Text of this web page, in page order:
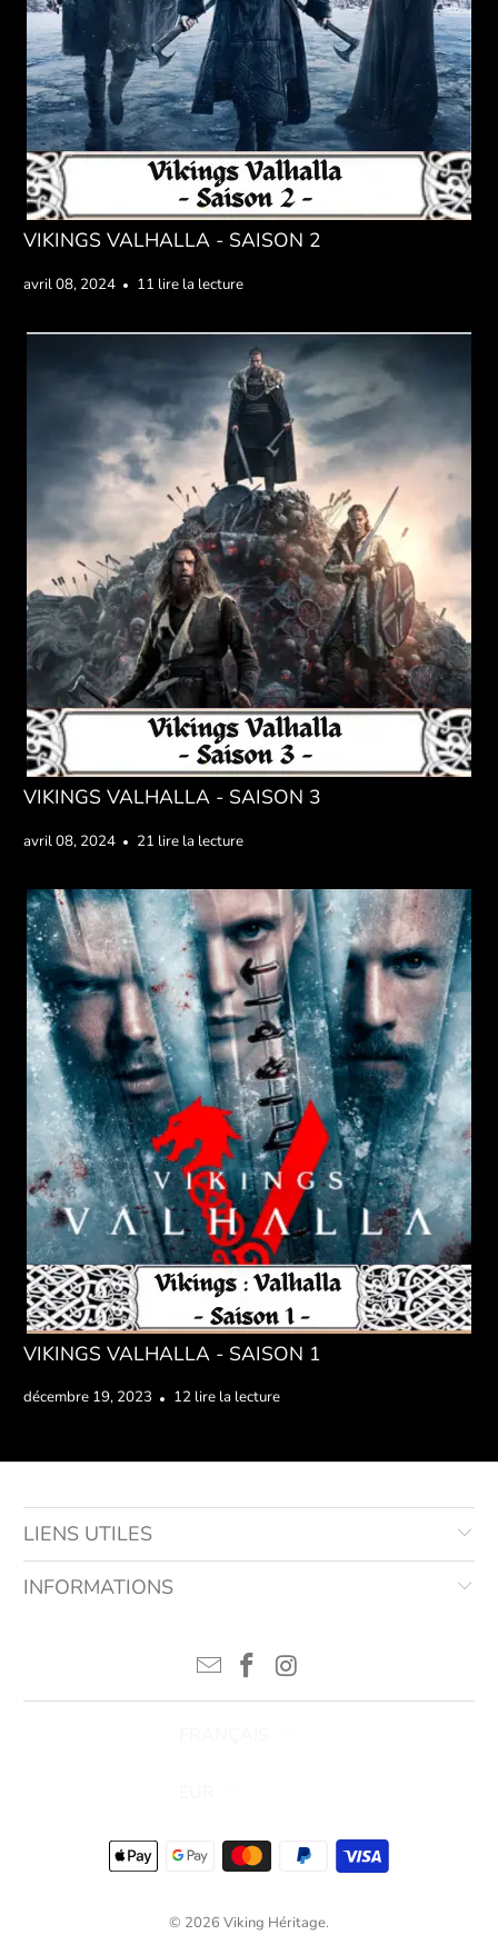
VIKINGS VALHALLA - SAISON 2
avril 08, 2024 11 lire la lecture
VIKINGS VALHALLA - SAISON 3
avril 08, 2024 21 lire la lecture
VIKINGS VALHALLA - SAISON 1
décembre 19, 2023 12 lire la lecture
LIENS UTILES
INFORMATIONS
© 2026 Viking Héritage.